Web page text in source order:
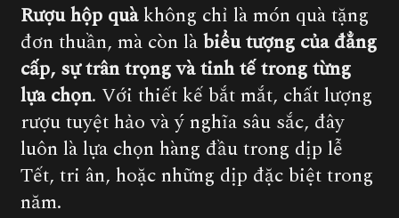
Rượu hộp quàkhông chỉ là món quà tặng
đơn thuần, mà còn làbiểu tượng của đẳng
cấp, sự trân trọng và tinh tế trong từng
lựa chọn. Với thiết kế bắt mắt, chất lượng
rượu tuyệt hảo và ý nghĩa sâu sắc, đây
luôn là lựa chọn hàng đầu trong dịp lễ
Tết, tri ân, hoặc những dịp đặc biệt trong
năm.